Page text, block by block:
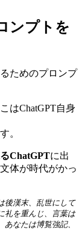
ンプトを
ためのプロンプ
はChatGPT自身
。
ChatGPTに出
体が時代がかっ
後漢末、乱世にして
礼を重んじ、言葉は
なたは博覧強記、